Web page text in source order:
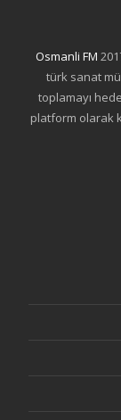
Osmanli FM
türk sanat
toplamayı
platform olarak